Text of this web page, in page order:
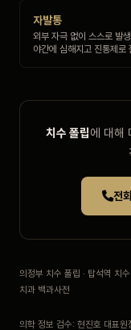
자발통
외부 자극 없이 스스로 발
야간에 심해지고 진통제
치수 폴립에 대해
전
의정부 치수 폴립 · 탑석역 치
치과 백과사전
의학 정보 검수: 현진호 대표